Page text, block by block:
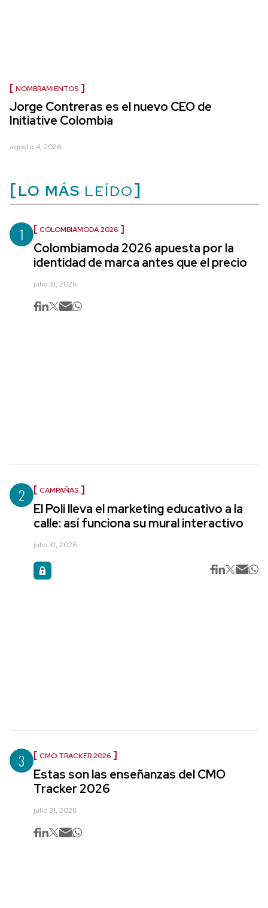
NOMBRAMIENTOS
Jorge Contreras es el nuevo CEO de
Initiative Colombia
agosto 4, 2026
LO MÁS LEÍDO
1 COLOMBIAMODA 2026
Colombiamoda 2026 apuesta por la
identidad de marca antes que el precio
julio 31, 2026
2 CAMPAÑAS
El Poli lleva el marketing educativo a la
calle: así funciona su mural interactivo
julio 31, 2026
3 CMO TRACKER 2026
Estas son las enseñanzas del CMO
Tracker 2026
julio 31, 2026